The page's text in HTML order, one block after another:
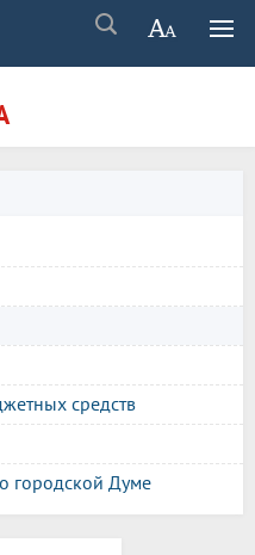
средств
городской Думе